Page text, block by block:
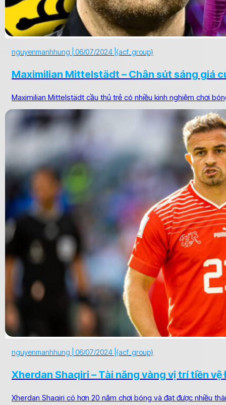
nguyenmanhhung | 06/07/2024 | {acf_group}
Maximilian Mittelstädt – Chân sút sáng giá
Maximilian Mittelstädt cầu thủ trẻ có nhiều kinh nghiệm chơi
nguyenmanhhung | 06/07/2024 | {acf_group}
Xherdan Shaqiri – Tài năng vàng vị trí tiền vệ
Xherdan Shaqiri có hơn 20 năm chơi bóng và đạt được nhiều